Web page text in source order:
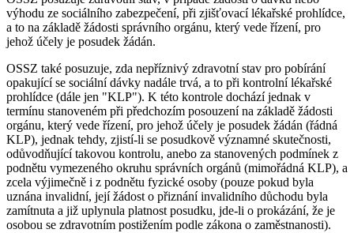
výhodu ze sociálního zabezpečení, při zjišťovací lékařské prohlídce,
a to na základě žádosti správního orgánu, který vede řízení, pro
jehož účely je posudek žádán.
OSSZ také posuzuje, zda nepříznivý zdravotní stav pro pobírání
opakující se sociální dávky nadále trvá, a to při kontrolní lékařské
prohlídce (dále jen "KLP"). K této kontrole dochází jednak v
termínu stanoveném při předchozím posouzení na základě žádosti
orgánu, který vede řízení, pro jehož účely je posudek žádán (řádná
KLP), jednak tehdy, zjistí-li se posudkově významné skutečnosti,
odůvodňující takovou kontrolu, anebo za stanovených podmínek z
podnětu vymezeného okruhu správních orgánů (mimořádná KLP), a
zcela výjimečně i z podnětu fyzické osoby (pouze pokud byla
uznána invalidní, její žádost o přiznání invalidního důchodu byla
zamítnuta a již uplynula platnost posudku, jde-li o prokázání, že je
osobou se zdravotním postižením podle zákona o zaměstnanosti).